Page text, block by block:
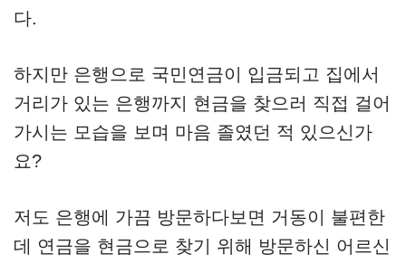
다.
하지만 은행으로 국민연금이 입금되고 집에서
거리가 있는 은행까지 현금을 찾으러 직접 걸어
가시는 모습을 보며 마음 졸였던 적 있으신가
요?
저도 은행에 가끔 방문하다보면 거동이 불편한
데 연금을 현금으로 찾기 위해 방문하신 어르신